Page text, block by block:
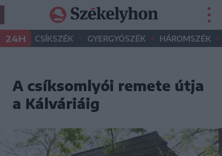
24H CSÍKSZÉK • GYERGYÓSZÉK • HÁROMSZÉK •
A csíksomlyói remete útja
a Kálváriáig